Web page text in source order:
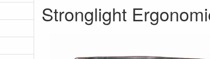
Stronglight